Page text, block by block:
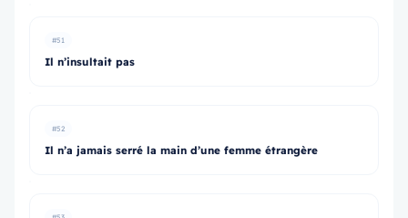
#51
Il n’insultait pas
#52
Il n’a jamais serré la main d’une femme étrangère